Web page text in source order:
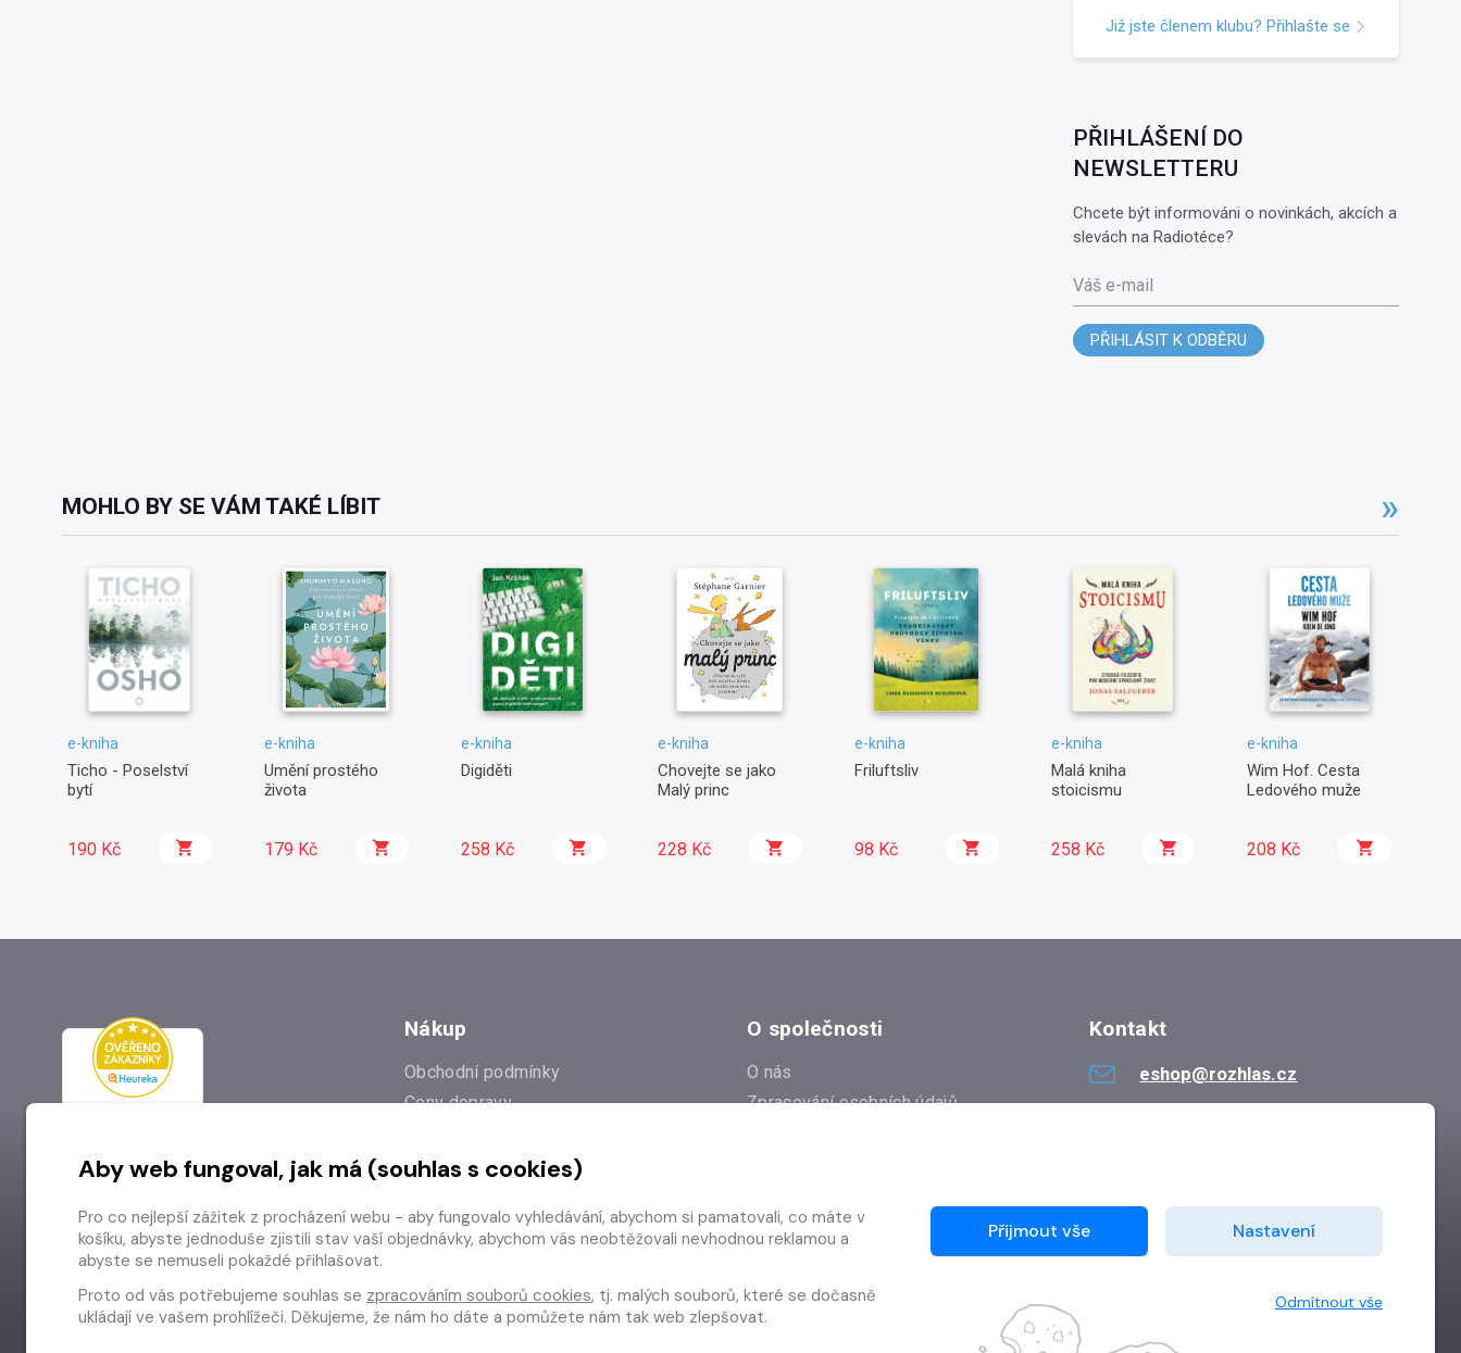
Již jste členem klubu? Přihlašte se
PŘIHLÁŠENÍ DO
NEWSLETTERU
Chcete být informováni o novinkách, akcích a
slevách na Radiotéce?
Váš e-mail
PŘIHLÁSIT K ODBĚRU
MOHLO BY SE VÁM TAKÉ LÍBIT
e-kniha
Ticho - Poselství
bytí
190 Kč
e-kniha
Umění prostého
života
179 Kč
e-kniha
Digiděti
258 Kč
e-kniha
Chovejte se jako
Malý princ
228 Kč
e-kniha
Friluftsliv
98 Kč
e-kniha
Malá kniha
stoicismu
258 Kč
e-kniha
Wim Hof. Cesta
Ledového muže
208 Kč
Nákup
Obchodní podmínky
Ceny dopravy
Prodejna
Odstoupení od smlouvy
O společnosti
O nás
Zpracování osobních údajů
Kontakt
eshop@rozhlas.cz
Aby web fungoval, jak má (souhlas s cookies)
Pro co nejlepší zážitek z procházení webu - aby fungovalo vyhledávání, abychom si pamatovali, co máte v
košíku, abyste jednoduše zjistili stav vaší objednávky, abychom vás neobtěžovali nevhodnou reklamou a
abyste se nemuseli pokaždé přihlašovat.
Proto od vás potřebujeme souhlas se zpracováním souborů cookies, tj. malých souborů, které se dočasně
ukládají ve vašem prohlížeči. Děkujeme, že nám ho dáte a pomůžete nám tak web zlepšovat.
Přijmout vše Nastavení
Odmítnout vše